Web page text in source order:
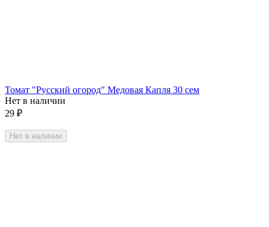
Томат "Русский огород" Медовая Капля 30 сем
Нет в наличии
29 ₽
Нет в наличии